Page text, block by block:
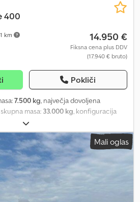
km
400
14.950 €
Fiksna cena plus DDV
(17.940 € bruto)
Pokliči
7.500 kg, največja dovoljena
skupna masa: 33.000 kg, konfiguracija
06/2016
bela, prevoženi kilometri:100 km, vrsta
ABS, Lastna teža: 7500 kg, dovoljena
zračno vzmetenje, elektronski
Thermoking TK SLXe400, TÜV NOV!
2505 x V 2705 mm, škatla za palete,
debelina stene 50 mm.
in predhodna prodaja pridržane.
Mali oglas